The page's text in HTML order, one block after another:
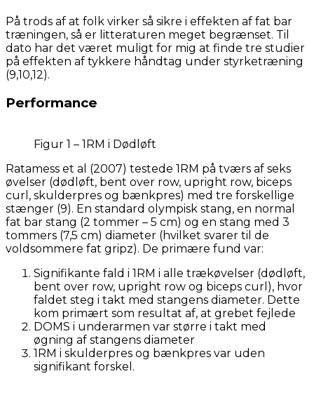
På trods af at folk virker så sikre i effekten af fat bar
træningen, så er litteraturen meget begrænset. Til
dato har det været muligt for mig at finde tre studier
på effekten af tykkere håndtag under styrketræning
(9,10,12).
Performance
Figur 1 – 1RM i Dødløft
Ratamess et al (2007) testede 1RM på tværs af seks
øvelser (dødløft, bent over row, upright row, biceps
curl, skulderpres og bænkpres) med tre forskellige
stænger (9). En standard olympisk stang, en normal
fat bar stang (2 tommer – 5 cm) og en stang med 3
tommers (7,5 cm) diameter (hvilket svarer til de
voldsommere fat gripz). De primære fund var:
Signifikante fald i 1RM i alle trækøvelser (dødløft,
bent over row, upright row og biceps curl), hvor
faldet steg i takt med stangens diameter. Dette
kom primært som resultat af, at grebet fejlede
DOMS i underarmen var større i takt med
øgning af stangens diameter
1RM i skulderpres og bænkpres var uden
signifikant forskel.